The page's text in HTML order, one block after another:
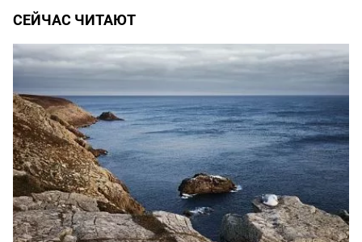
СЕЙЧАС ЧИТАЮТ